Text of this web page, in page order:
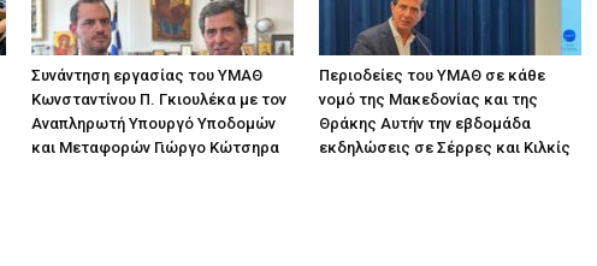
Συνάντηση εργασίας του ΥΜΑΘ
Κωνσταντίνου Π. Γκιουλέκα με τον
Αναπληρωτή Υπουργό Υποδομών
και Μεταφορών Γιώργο Κώτσηρα
Περιοδείες του ΥΜΑΘ σε κάθε
νομό της Μακεδονίας και της
Θράκης Αυτήν την εβδομάδα
εκδηλώσεις σε Σέρρες και Κιλκίς